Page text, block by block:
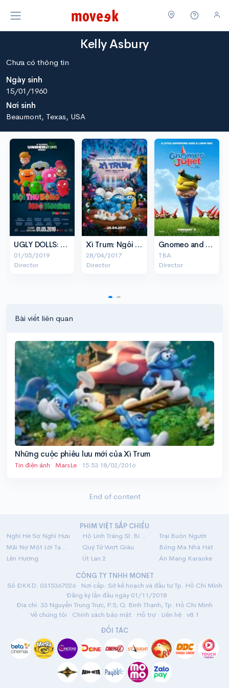
Kelly Asbury
Chưa có thông tin
Ngày sinh
15/01/1960
Nơi sinh
Beaumont, Texas, USA
UGLY DOLLS: Hội Thú Bông Ngộ Nghĩnh
01/05/2019
Director
Xì Trum: Ngôi Làng Kỳ Bí
28/04/2017
Director
Gnomeo and Juliet
TBA
Director
Bài viết liên quan
Những cuộc phiêu lưu mới của Xì Trum
Tin điện ảnh · MarsLe · 15:53 18/02/2016
End of content
PHIM VIỆT SẮP CHIẾU
Nghỉ Hè Sợ Nghỉ Hưu
Hộ Linh Tráng Sĩ: Bí Ẩn Mộ Vua Đinh
Trại Buôn Người
Mãi Nợ Một Lời Tạm Biệt
Quý Tử Vượt Giàu
Bóng Ma Nhà Hát
Lên Hương
Út Lan 2
Án Mạng Karaoke
CÔNG TY TNHH MONET
Số ĐKKD: 0315367026 · Nơi cấp: Sở kế hoạch và đầu tư Tp. Hồ Chí Minh
· Đăng ký lần đầu ngày 01/11/2018
Địa chỉ: 33 Nguyễn Trung Trực, P.5, Q. Bình Thạnh, Tp. Hồ Chí Minh
Về chúng tôi · Chính sách bảo mật · Hỗ trợ · Liên hệ · v8.1
ĐỐI TÁC